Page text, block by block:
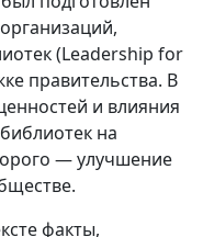
(Leadership for
правительства. В
и влияния
на
— улучшение
факты,